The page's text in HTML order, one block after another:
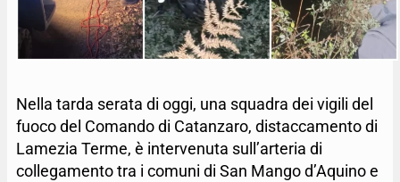
Nella tarda serata di oggi, una squadra dei vigili del
fuoco del Comando di Catanzaro, distaccamento di
Lamezia Terme, è intervenuta sull’arteria di
collegamento tra i comuni di San Mango d’Aquino e